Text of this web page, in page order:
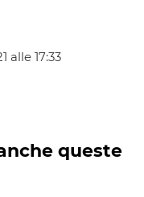
alle 17:33
queste